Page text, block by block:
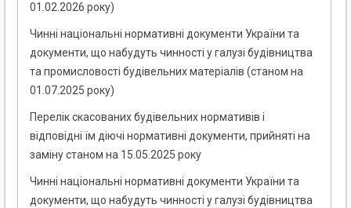
01.02.2026 року)
Чинні національні нормативні документи України та
документи, що набудуть чинності у галузі будівництва
та промисловості будівельних матеріалів (станом на
01.07.2025 року)
Перелік скасованих будівельних нормативів і
відповідні їм діючі нормативні документи, прийняті на
заміну станом на 15.05.2025 року
Чинні національні нормативні документи України та
документи, що набудуть чинності у галузі будівництва